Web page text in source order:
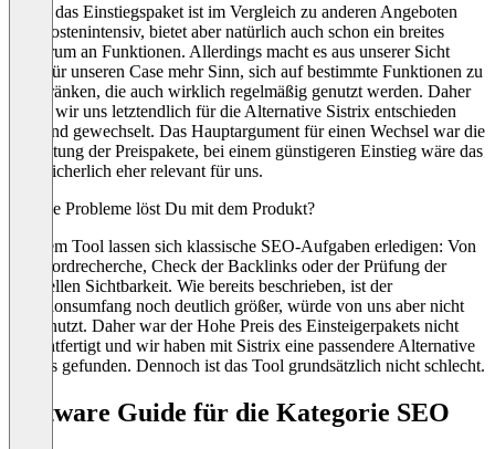
Selbst das Einstiegspaket ist im Vergleich zu anderen Angeboten
sehr kostenintensiv, bietet aber natürlich auch schon ein breites
Spektrum an Funktionen. Allerdings macht es aus unserer Sicht
bzw. für unseren Case mehr Sinn, sich auf bestimmte Funktionen zu
beschränken, die auch wirklich regelmäßig genutzt werden. Daher
haben wir uns letztendlich für die Alternative Sistrix entschieden
und sind gewechselt. Das Hauptargument für einen Wechsel war die
Gestaltung der Preispakete, bei einem günstigeren Einstieg wäre das
Tool sicherlich eher relevant für uns.
Welche Probleme löst Du mit dem Produkt?
Mit dem Tool lassen sich klassische SEO-Aufgaben erledigen: Von
Keywordrecherche, Check der Backlinks oder der Prüfung der
generellen Sichtbarkeit. Wie bereits beschrieben, ist der
Funktionsumfang noch deutlich größer, würde von uns aber nicht
ausgenutzt. Daher war der Hohe Preis des Einsteigerpakets nicht
gerechtfertigt und wir haben mit Sistrix eine passendere Alternative
für uns gefunden. Dennoch ist das Tool grundsätzlich nicht schlecht.
Software Guide für die Kategorie SEO